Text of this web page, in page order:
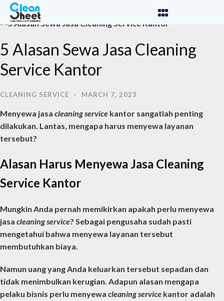
5 Alasan Sewa Jasa Cleaning
Service Kantor
CLEANING SERVICE · MARCH 7, 2023
Menyewa jasa cleaning service kantor sangatlah penting
dilakukan. Lantas, mengapa harus menyewa layanan
tersebut?
Alasan Harus Menyewa Jasa Cleaning
Service Kantor
Mungkin Anda pernah memikirkan apakah perlu menyewa
jasa cleaning service? Sebagai pengusaha sudah pasti
mengetahui bahwa menyewa layanan tersebut
membutuhkan biaya.
Namun uang yang Anda keluarkan tersebut sepadan dan
tidak menimbulkan kerugian. Adapun alasan mengapa
pelaku bisnis perlu menyewa cleaning service kantor adalah